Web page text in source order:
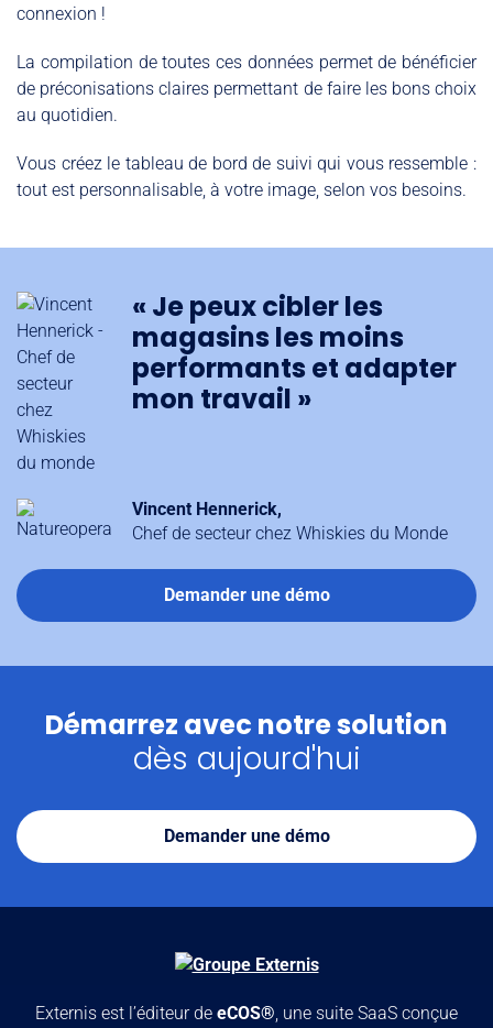
connexion !
La compilation de toutes ces données permet de bénéficier
de préconisations claires permettant de faire les bons choix
au quotidien.
Vous créez le tableau de bord de suivi qui vous ressemble :
tout est personnalisable, à votre image, selon vos besoins.
« Je peux cibler les
magasins les moins
performants et adapter
mon travail »
Vincent Hennerick,
Chef de secteur chez Whiskies du Monde
Demander une démo
Démarrez avec notre solution
dès aujourd'hui
Demander une démo
Externis est l’éditeur de eCOS®, une suite SaaS conçue